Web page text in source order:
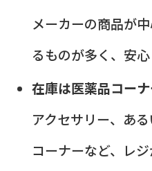
メーカーの商品が
るものが多く、安心
在庫は医薬品コーナ
アクセサリー、あ
コーナーなど、レ